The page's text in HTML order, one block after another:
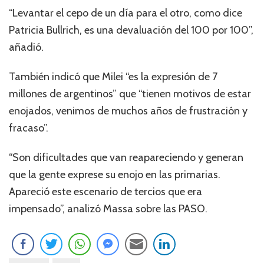
“Levantar el cepo de un día para el otro, como dice
Patricia Bullrich, es una devaluación del 100 por 100”,
añadió.
También indicó que Milei “es la expresión de 7
millones de argentinos” que “tienen motivos de estar
enojados, venimos de muchos años de frustración y
fracaso”.
“Son dificultades que van reapareciendo y generan
que la gente exprese su enojo en las primarias.
Apareció este escenario de tercios que era
impensado”, analizó Massa sobre las PASO.